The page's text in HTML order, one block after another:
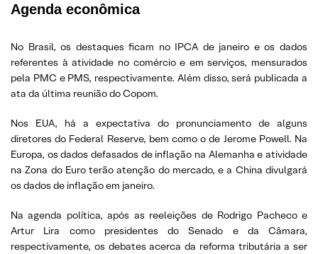
Agenda econômica
No Brasil, os destaques ficam no IPCA de janeiro e os dados
referentes à atividade no comércio e em serviços, mensurados
pela PMC e PMS, respectivamente. Além disso, será publicada a
ata da última reunião do Copom.
Nos EUA, há a expectativa do pronunciamento de alguns
diretores do Federal Reserve, bem como o de Jerome Powell. Na
Europa, os dados defasados de inflação na Alemanha e atividade
na Zona do Euro terão atenção do mercado, e a China divulgará
os dados de inflação em janeiro.
Na agenda política, após as reeleições de Rodrigo Pacheco e
Artur Lira como presidentes do Senado e da Câmara,
respectivamente, os debates acerca da reforma tributária a ser